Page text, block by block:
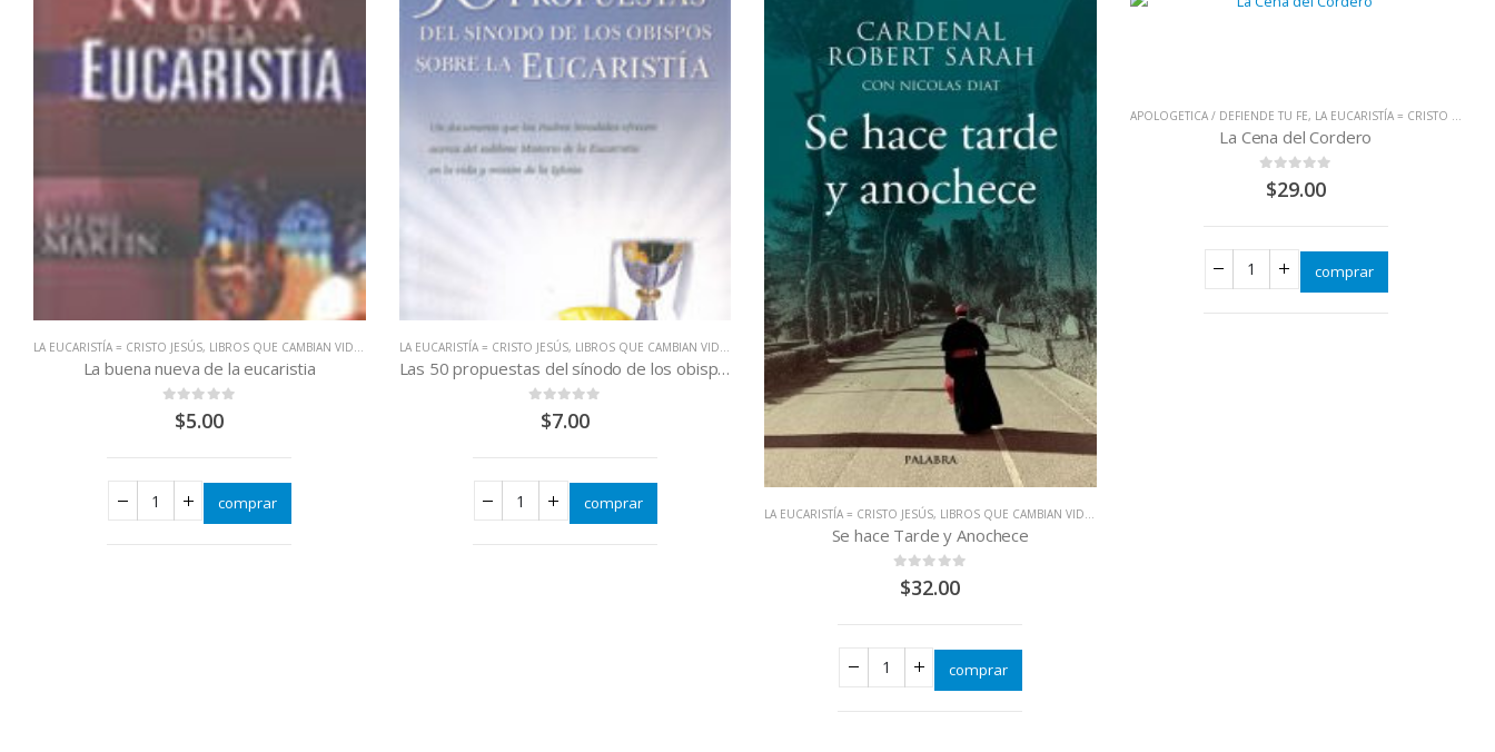
LA EUCARISTÍA = CRISTO JESÚS, LIBROS QUE CAMBIAN VIDAS
La buena nueva de la eucaristia
out of 5
$5.00
comprar
LA EUCARISTÍA = CRISTO JESÚS, LIBROS QUE CAMBIAN VIDAS
Las 50 propuestas del sínodo de los obispos sobre la Eucaristía
out of 5
$7.00
comprar
LA EUCARISTÍA = CRISTO JESÚS, LIBROS QUE CAMBIAN VIDAS
Se hace Tarde y Anochece
out of 5
$32.00
comprar
APOLOGETICA / DEFIENDE TU FE, LA EUCARISTÍA = CRISTO JESÚS
La Cena del Cordero
out of 5
$29.00
comprar